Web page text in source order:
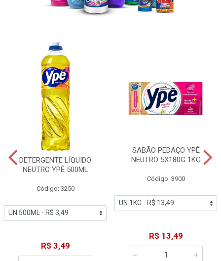
DETERGENTE LÍQUIDO
NEUTRO YPÊ 500ML
Código: 3250
R$ 3,49
SABÃO PEDAÇO YPÊ
NEUTRO 5X180G 1KG
Código: 3900
R$ 13,49